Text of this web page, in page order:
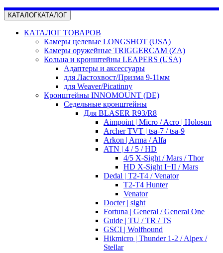
КАТАЛОГКАТАЛОГ
КАТАЛОГ ТОВАРОВ
Камеры целевые LONGSHOT (USA)
Камеры оружейные TRIGGERCAM (ZA)
Кольца и кронштейны LEAPERS (USA)
Адаптеры и аксессуары
для Ластохвост/Призма 9-11мм
для Weaver/Picatinny
Кронштейны INNOMOUNT (DE)
Седельные кронштейны
Для BLASER R93/R8
Aimpoint | Micro / Acro | Holosun
Archer TVT | tsa-7 / tsa-9
Arkon | Arma / Alfa
ATN | 4 / 5 / HD
4/5 X-Sight / Mars / Thor
HD X-Sight I+II / Mars
Dedal | T2-T4 / Venator
T2-T4 Hunter
Venator
Docter | sight
Fortuna | General / General One
Guide | TU / TR / TS
GSCI | Wolfhound
Hikmicro | Thunder 1-2 / Alpex /
Stellar